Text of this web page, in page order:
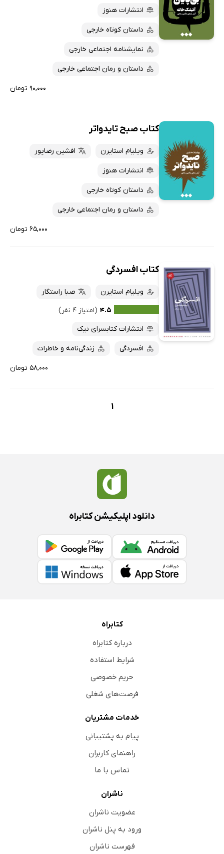
انتشارات هنوز
داستان کوتاه خارجی
نمایشنامه اجتماعی خارجی
داستان و رمان اجتماعی خارجی
۹۰,۰۰۰ تومان
کتاب صبح تایدواتر
ویلیام استایرن افشین رضاپور
انتشارات هنوز
داستان کوتاه خارجی
داستان و رمان اجتماعی خارجی
۶۵,۰۰۰ تومان
کتاب افسردگی
ویلیام استایرن
صبا راستگار
۴.۵ (امتیاز ۴ نفر)
انتشارات کتابسرای نیک
افسردگی زندگی‌نامه و خاطرات
۵۸,۰۰۰ تومان
1
دانلود اپلیکیشن کتابراه
کتابراه
درباره کتابراه
شرایط استفاده
حریم خصوصی
فرصت‌های شغلی
خدمات مشتریان
پیام به پشتیبانی
راهنمای کاربران
تماس با ما
ناشران
عضویت ناشران
ورود به پنل ناشران
فهرست ناشران